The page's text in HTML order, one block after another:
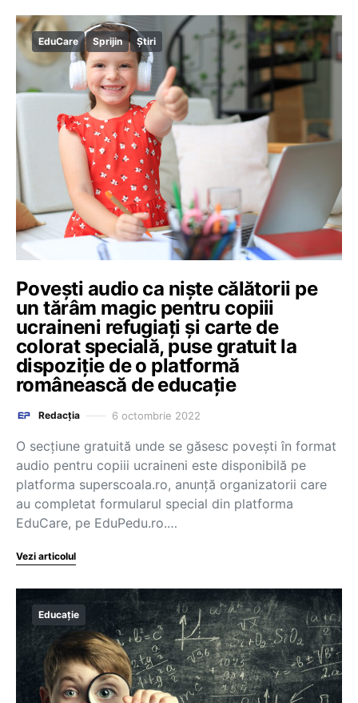
EduCare Sprijin Știri
Povești audio ca niște călătorii pe
un tărâm magic pentru copiii
ucraineni refugiați și carte de
colorat specială, puse gratuit la
dispoziție de o platformă
românească de educație
Redacția 6 octombrie 2022
O secțiune gratuită unde se găsesc povești în format
audio pentru copiii ucraineni este disponibilă pe
platforma superscoala.ro, anunță organizatorii care
au completat formularul special din platforma
EduCare, pe EduPedu.ro.…
Vezi articolul
Educație